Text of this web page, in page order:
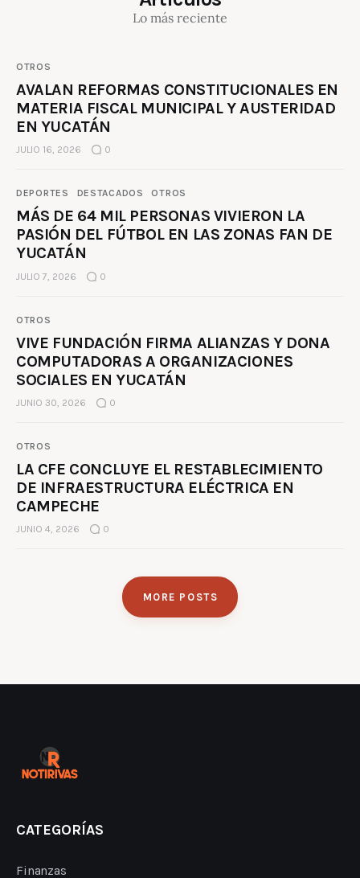
Lo más reciente
OTROS
AVALAN REFORMAS CONSTITUCIONALES EN
MATERIA FISCAL MUNICIPAL Y AUSTERIDAD
EN YUCATÁN
JULIO 16, 2026 0
DEPORTES DESTACADOS OTROS
MÁS DE 64 MIL PERSONAS VIVIERON LA
PASIÓN DEL FÚTBOL EN LAS ZONAS FAN DE
YUCATÁN
JULIO 7, 2026 0
OTROS
VIVE FUNDACIÓN FIRMA ALIANZAS Y DONA
COMPUTADORAS A ORGANIZACIONES
SOCIALES EN YUCATÁN
JUNIO 30, 2026 0
OTROS
LA CFE CONCLUYE EL RESTABLECIMIENTO
DE INFRAESTRUCTURA ELÉCTRICA EN
CAMPECHE
JUNIO 4, 2026 0
MORE POSTS
CATEGORÍAS
Finanzas